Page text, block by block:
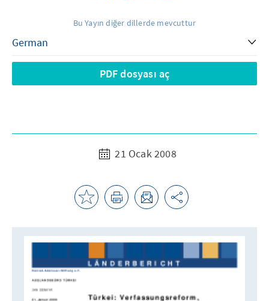
Bu Yayın diğer dillerde mevcuttur
PDF dosyası aç
21 Ocak 2008